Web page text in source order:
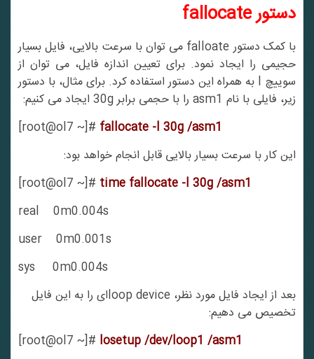
دستورfallocate
با کمک دستور falloate می توان با سرعت بالایی، فایل بسیار
حجیمی را ایجاد نمود. برای تعیین اندازه فایل، می توان از
سوییچ l به همراه این دستور استفاده کرد. برای مثال، با دستور
زیر، فایلی با نام asm1 را با حجمی برابر 30g ایجاد می کنیم:
[root@ol7 ~]#fallocate -l 30g /asm1
این کار با سرعت بسیار بالایی قابل انجام خواهد بود:
[root@ol7 ~]#time fallocate -l 30g /asm1
real 0m0.004s
user 0m0.001s
sys 0m0.004s
بعد از ایجاد فایل مورد نظر، loop deviceای را به این فایل
تخصیص می دهیم:
[root@ol7 ~]#losetup /dev/loop1 /asm1